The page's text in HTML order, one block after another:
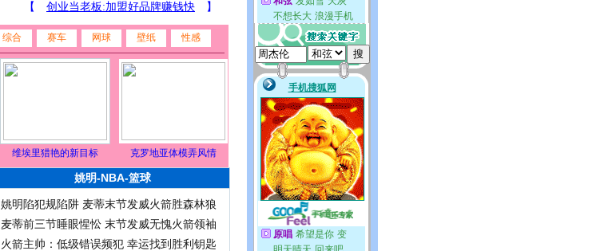
综合 赛车 网球 壁纸 性感
维埃里猎艳的新目标 克罗地亚体模弄风情
姚明-NBA-篮球
姚明陷犯规陷阱 麦蒂末节发威火箭胜森林狼
麦蒂前三节睡眼惺忪 末节发威无愧火箭领袖
火箭主帅：低级错误频犯 幸运找到胜利钥匙